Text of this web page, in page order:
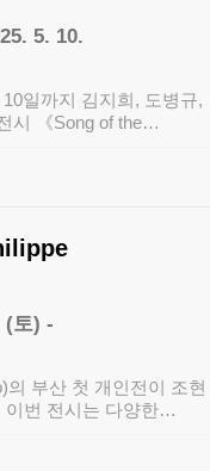
5. 10.
일까지 김지희, 도병규,
시 《Song of the…
(토) -
의 부산 첫 개인전이 조현
이번 전시는 다양한…